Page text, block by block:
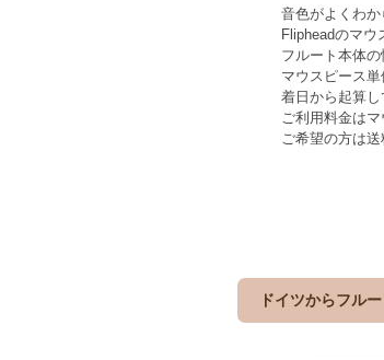
音色がよくわか
Flipheadのマウ
フルート本体
マウスピース単
着日から起算し
ご利用料金は
ご希望の方は
ドイツからフル